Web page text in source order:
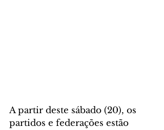
A partir deste sábado (20), os
partidos e federações estão